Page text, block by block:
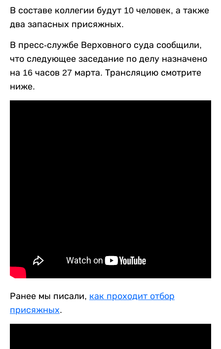
В составе коллегии будут 10 человек, а также
два запасных присяжных.
В пресс-службе Верховного суда сообщили,
что следующее заседание по делу назначено
на 16 часов 27 марта. Трансляцию смотрите
ниже.
Ранее мы писали, как проходит отбор
присяжных.